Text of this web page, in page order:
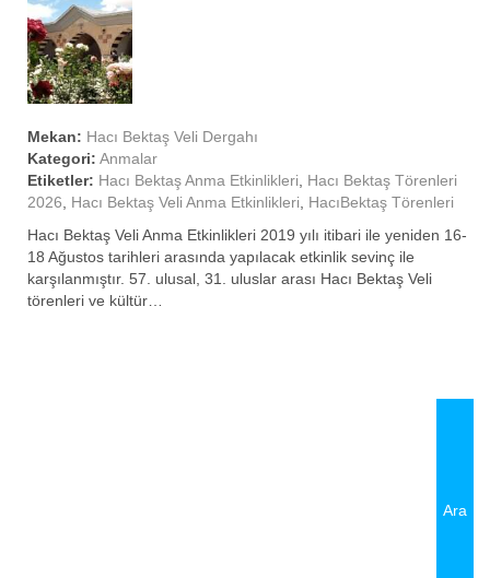
Mekan: Hacı Bektaş Veli Dergahı
Kategori: Anmalar
Etiketler: Hacı Bektaş Anma Etkinlikleri
Hacı Bektaş Törenleri
2026
Hacı Bektaş Veli Anma Etkinlikleri
HacıBektaş Törenleri
Hacı Bektaş Veli Anma Etkinlikleri 2019 yılı itibari ile yeniden 16-
18 Ağustos tarihleri arasında yapılacak etkinlik sevinç ile
karşılanmıştır. 57. ulusal, 31. uluslar arası Hacı Bektaş Veli
törenleri ve kültür…